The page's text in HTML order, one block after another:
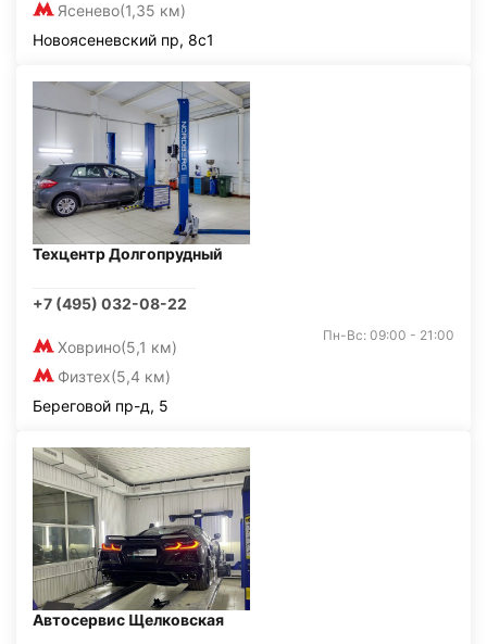
Ясенево(1,35 км)
Новоясеневский пр, 8с1
Техцентр Долгопрудный
+7 (495) 032-08-22
Ховрино(5,1 км)
Физтех(5,4 км)
Пн-Вс: 09:00 - 21:00
Береговой пр-д, 5
Автосервис Щелковская